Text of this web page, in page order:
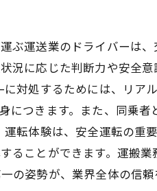
ぶ運送業のドライバーは
況に応じた判断力や安全
対処するためには、リア
につきます。また、同乗者
転体験は、安全運転の重
ることができます。運搬業
の姿勢が、業界全体の信頼